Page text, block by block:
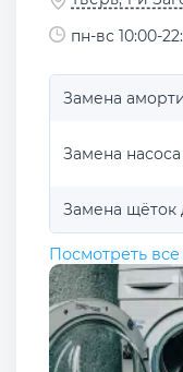
пн-вс 10:00-
Замена
Замена насоса
Замена щёток
Посмотреть